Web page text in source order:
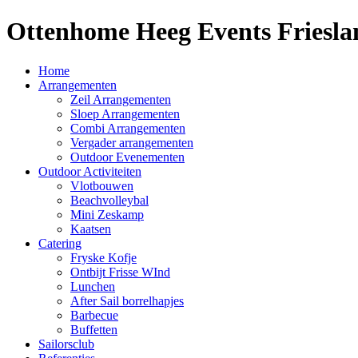
Ottenhome Heeg Events
Home
Arrangementen
Zeil Arrangementen
Sloep Arrangementen
Combi Arrangementen
Vergader arrangementen
Outdoor Evenementen
Outdoor Activiteiten
Vlotbouwen
Beachvolleybal
Mini Zeskamp
Kaatsen
Catering
Fryske Kofje
Ontbijt Frisse WInd
Lunchen
After Sail borrelhapjes
Barbecue
Buffetten
Sailorsclub